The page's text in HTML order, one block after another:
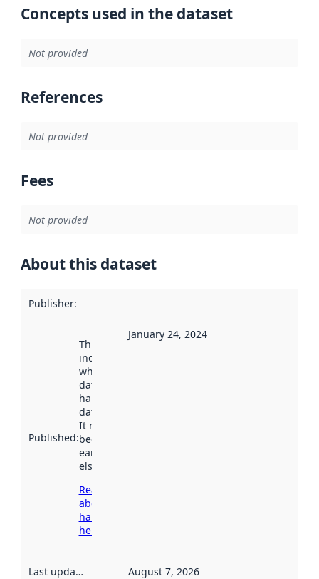
Concepts used in the dataset
Not provided
References
Not provided
Fees
Not provided
About this dataset
Publisher:
Published:
This date
indicates
when the
dataset was
harvested by
data.norge.no.
It may have
been available
earlier
elsewhere.
Read more
about
harvesting
here
January 24, 2024
Last updated August 7, 2026